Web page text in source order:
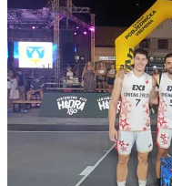
Zvijezda 09 pregazila